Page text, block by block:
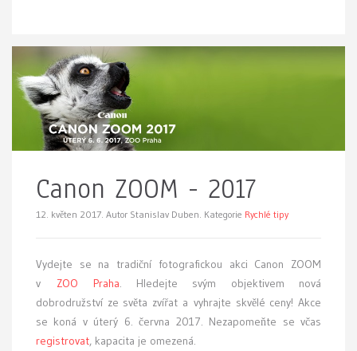
Canon ZOOM - 2017
12. květen 2017. Autor Stanislav Duben. Kategorie Rychlé tipy
Vydejte se na tradiční fotografickou akci Canon ZOOM
v ZOO Praha. Hledejte svým objektivem nová
dobrodružství ze světa zvířat a vyhrajte skvělé ceny! Akce
se koná v úterý 6. června 2017. Nezapomeňte se včas
registrovat, kapacita je omezená.